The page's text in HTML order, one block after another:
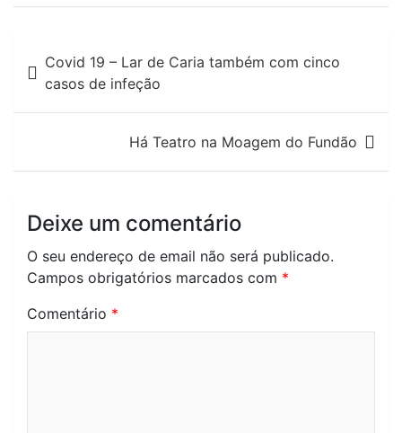
Navegação
de
artigos
Covid 19 – Lar de Caria também com cinco
casos de infeção
Há Teatro na Moagem do Fundão
Deixe um comentário
O seu endereço de email não será publicado.
Campos obrigatórios marcados com *
Comentário *